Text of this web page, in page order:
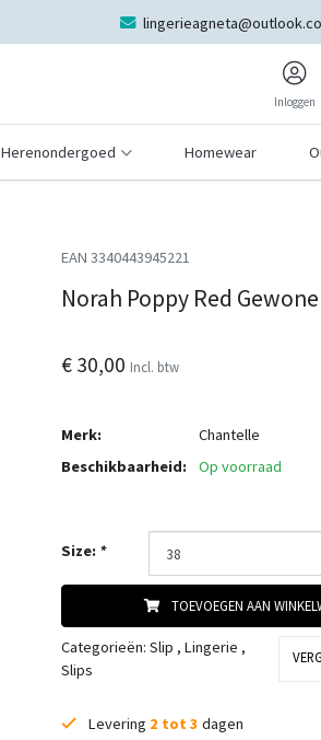
Inloggen
Herenondergoed Homewear
EAN 3340443945221
Norah Poppy Red
€ 30,00 Incl. btw
Merk:
Chantelle
Beschikbaarheid:
Op voorraad
Size: *
TOEVOEGEN AAN
Categorieën: Slip , Lingerie ,
Slips
Levering 2 tot 3 dagen